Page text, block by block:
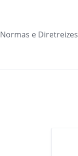
Normas e Diretreizes